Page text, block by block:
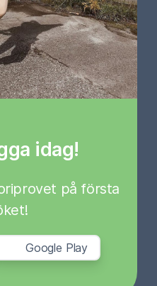
idag!
på första
Google Play